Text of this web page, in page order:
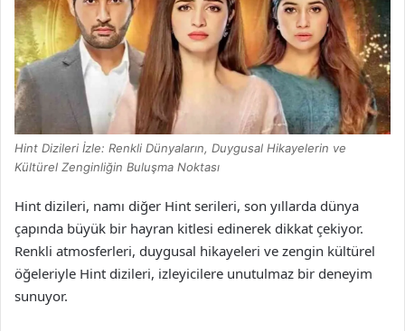
Hint Dizileri İzle: Renkli Dünyaların, Duygusal Hikayelerin ve
Kültürel Zenginliğin Buluşma Noktası
Hint dizileri, namı diğer Hint serileri, son yıllarda dünya
çapında büyük bir hayran kitlesi edinerek dikkat çekiyor.
Renkli atmosferleri, duygusal hikayeleri ve zengin kültürel
öğeleriyle Hint dizileri, izleyicilere unutulmaz bir deneyim
sunuyor.